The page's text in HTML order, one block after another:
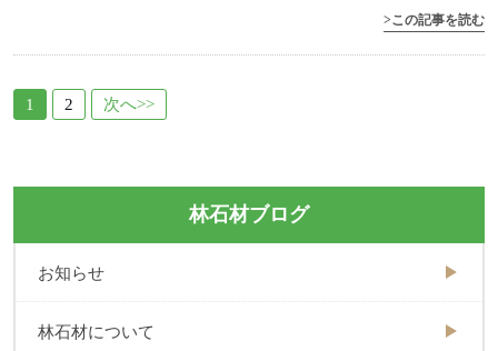
>この記事を読む
1 2 次へ>>
林石材ブログ
お知らせ
林石材について